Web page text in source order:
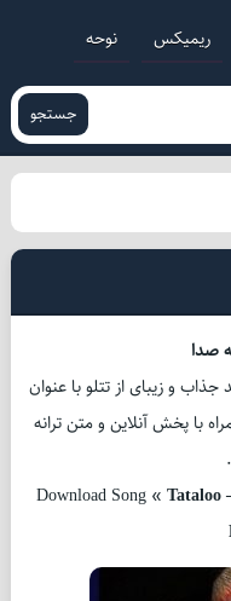
ریمیکس نوحه
جستجو
صدا
و زیبای از تتلو با عنوان
با دو کیفیت اصلی 320 و 128 همراه با پخش آنلاین و متن ترانه
Download Song « Tataloo